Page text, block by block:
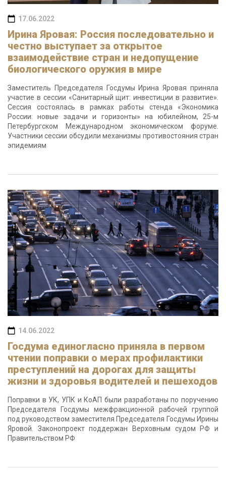
17.06.2022
Ирина Яровая: Россия последовательно и
честно выступает за открытое
взаимодействие стран и недопущение
биологического оружия в мире
Заместитель Председателя Госдумы Ирина Яровая приняла
участие в сессии «Санитарный щит: инвестиции в развитие».
Сессия состоялась в рамках работы стенда «Экономика
России: новые задачи и горизонты» на юбилейном, 25-м
Петербургском Международном экономическом форуме.
Участники сессии обсудили механизмы противостояния стран
эпидемиям
14.06.2022
Госдума единогласно приняла в первом
чтении поправки о мерах профилактики
преступлений на дорогах для защиты
жизни и здоровья водителей и пешеходов
Поправки в УК, УПК и КоАП были разработаны по поручению
Председателя Госдумы межфракционной рабочей группой
под руководством заместителя Председателя Госдумы Ирины
Яровой. Законопроект поддержан Верховным судом РФ и
Правительством РФ